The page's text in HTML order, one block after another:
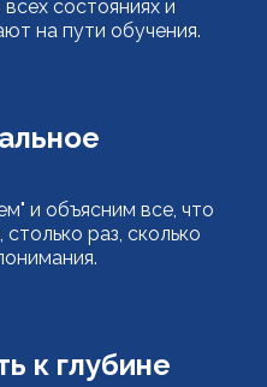
состояниях и
на пути обучения.
и объясним все, что
раз, сколько
к глубине